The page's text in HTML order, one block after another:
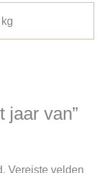
jaar van”
Vereiste velden